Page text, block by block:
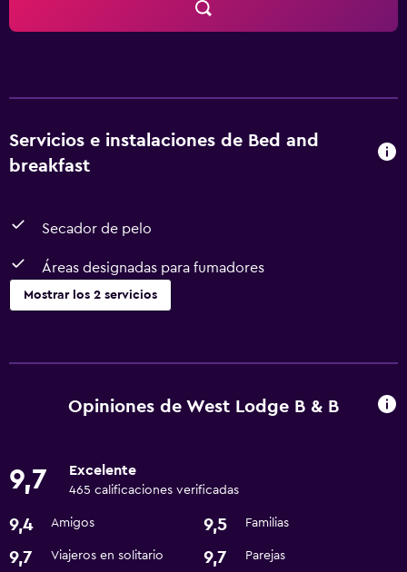
Servicios e instalaciones de Bed and
breakfast
Secador de pelo
Áreas designadas para fumadores
Mostrar los 2 servicios
Áreas designadas para fumadores
Opiniones de West Lodge B & B
9,7 Excelente
465 calificaciones verificadas
9,4 Amigos 9,5 Familias
9,7 Viajeros en solitario 9,7 Parejas